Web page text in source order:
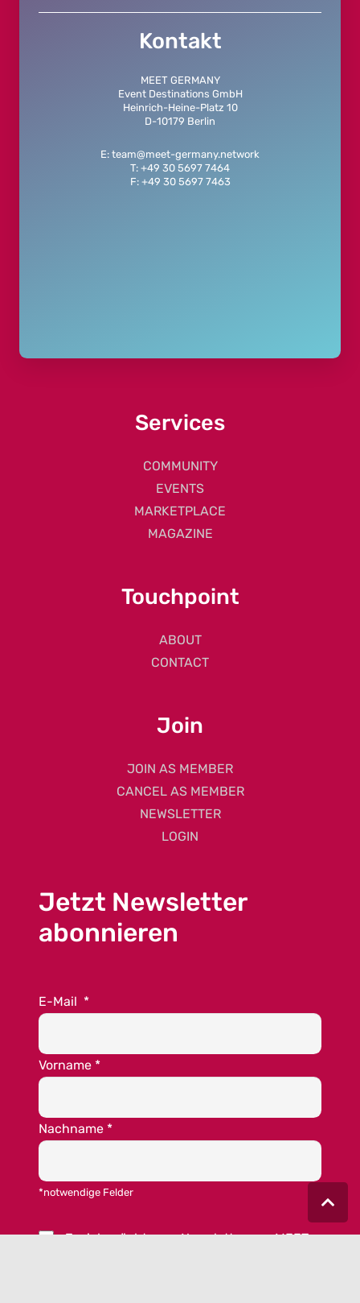
Kontakt
MEET GERMANY
Event Destinations GmbH
Heinrich-Heine-Platz 10
D-10179 Berlin
E: team@meet-germany.network
T: +49 30 5697 7464
F: +49 30 5697 7463
Services
COMMUNITY
EVENTS
MARKETPLACE
MAGAZINE
Touchpoint
ABOUT
CONTACT
Join
JOIN AS MEMBER
CANCEL AS MEMBER
NEWSLETTER
LOGIN
Jetzt Newsletter
abonnieren
E-Mail *
Vorname *
Nachname *
*notwendige Felder
Ja, ich möchte per Newsletter von MEET